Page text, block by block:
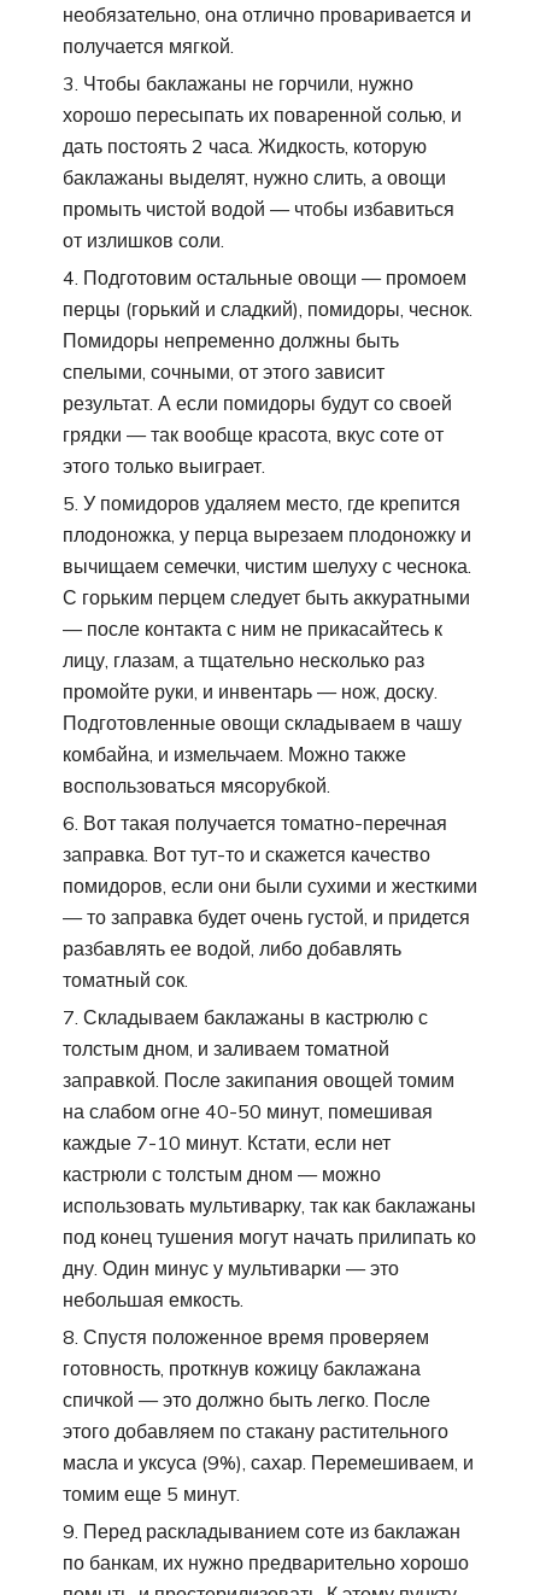
необязательно, она отлично проваривается и
получается мягкой.
Чтобы баклажаны не горчили, нужно
хорошо пересыпать их поваренной солью, и
дать постоять 2 часа. Жидкость, которую
баклажаны выделят, нужно слить, а овощи
промыть чистой водой — чтобы избавиться
от излишков соли.
Подготовим остальные овощи — промоем
перцы (горький и сладкий), помидоры, чеснок.
Помидоры непременно должны быть
спелыми, сочными, от этого зависит
результат. А если помидоры будут со своей
грядки — так вообще красота, вкус соте от
этого только выиграет.
У помидоров удаляем место, где крепится
плодоножка, у перца вырезаем плодоножку и
вычищаем семечки, чистим шелуху с чеснока.
С горьким перцем следует быть аккуратными
— после контакта с ним не прикасайтесь к
лицу, глазам, а тщательно несколько раз
промойте руки, и инвентарь — нож, доску.
Подготовленные овощи складываем в чашу
комбайна, и измельчаем. Можно также
воспользоваться мясорубкой.
Вот такая получается томатно-перечная
заправка. Вот тут-то и скажется качество
помидоров, если они были сухими и жесткими
— то заправка будет очень густой, и придется
разбавлять ее водой, либо добавлять
томатный сок.
Складываем баклажаны в кастрюлю с
толстым дном, и заливаем томатной
заправкой. После закипания овощей томим
на слабом огне 40-50 минут, помешивая
каждые 7-10 минут. Кстати, если нет
кастрюли с толстым дном — можно
использовать мультиварку, так как баклажаны
под конец тушения могут начать прилипать ко
дну. Один минус у мультиварки — это
небольшая емкость.
Спустя положенное время проверяем
готовность, проткнув кожицу баклажана
спичкой — это должно быть легко. После
этого добавляем по стакану растительного
масла и уксуса (9%), сахар. Перемешиваем, и
томим еще 5 минут.
Перед раскладыванием соте из баклажан
по банкам, их нужно предварительно хорошо